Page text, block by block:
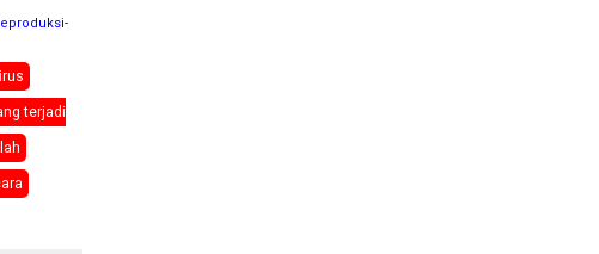
terjadi